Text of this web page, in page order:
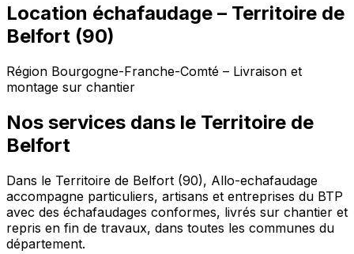
Location échafaudage – Territoire de
Belfort (90)
Région Bourgogne-Franche-Comté – Livraison et
montage sur chantier
Nos services dans le Territoire de
Belfort
Dans le Territoire de Belfort (90), Allo-echafaudage
accompagne particuliers, artisans et entreprises du BTP
avec des échafaudages conformes, livrés sur chantier et
repris en fin de travaux, dans toutes les communes du
département.